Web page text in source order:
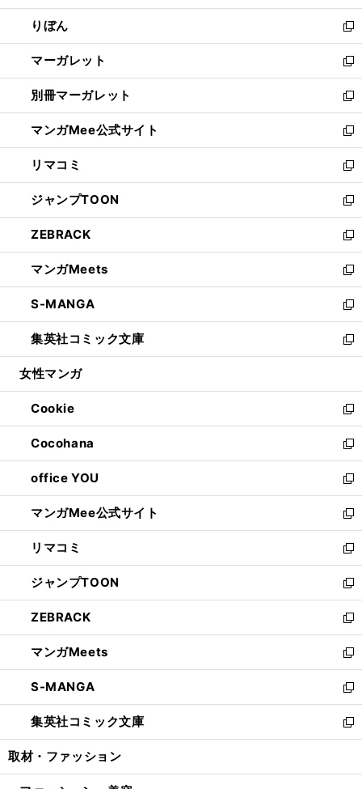
開
く
ウ
で
開
く
ン
ド
ウ
で
開
く
ウ
ィ
ン
ド
ウ
で
開
く
りぼん
新
し
い
ウ
ィ
ン
ド
ウ
で
開
く
マーガレット
新
し
い
ウ
ィ
ン
ド
ウ
で
開
く
別冊マーガレット
新
し
い
ウ
ィ
ン
ド
ウ
で
開
く
マンガMee公式サイト
新
し
い
ウ
ィ
ン
ド
ウ
で
開
く
リマコミ
新
し
い
ウ
ィ
ン
ド
ウ
で
開
く
ジャンプTOON
新
し
い
ウ
ィ
ン
ド
ウ
で
開
ZEBRACK
新
し
い
ウ
ィ
ン
ド
ウ
開
く
マンガMeets
新
し
い
ウ
ィ
ン
ウ
で
開
く
S-MANGA
新
し
い
ウ
ン
ド
ウ
で
開
く
集英社コミック文庫
新
し
ウ
ィ
ン
ド
ウ
で
開
く
女性マンガ
Cookie
新
し
い
ウ
ィ
ン
ド
ウ
で
開
く
Cocohana
新
し
い
ウ
ィ
ン
ド
ウ
で
開
く
office YOU
新
し
い
ウ
ィ
ン
ド
ウ
で
開
く
マンガMee公式サイト
新
し
い
ウ
ィ
ン
ド
ウ
で
開
く
リマコミ
新
し
い
ウ
ィ
ン
ド
ウ
で
開
く
ジャンプTOON
新
し
い
ウ
ィ
ン
ド
ウ
で
開
ZEBRACK
新
し
い
ウ
ィ
ン
ド
ウ
開
マンガMeets
新
し
い
ウ
ィ
ン
ウ
S-MANGA
新
し
い
ウ
ン
集英社コミック文庫
新
し
ウ
取材・ファッション